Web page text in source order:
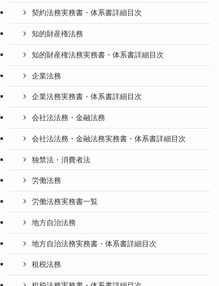
契約法務実務書・体系書詳細目次
知的財産権法務
知的財産権法務実務書・体系書詳細目次
企業法務
企業法務実務書・体系書詳細目次
会社法法務・金融法務
会社法法務・金融法務実務書・体系書詳細目次
独禁法・消費者法
労働法務
労働法務実務書一覧
地方自治法務
地方自治法務実務書・体系書詳細目次
租税法務